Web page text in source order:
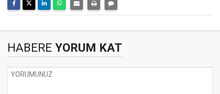
HABERE YORUM KAT